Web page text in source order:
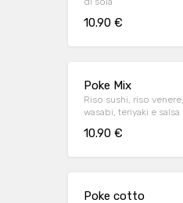
10.90 €
Poke Mix
Riso sushi, riso
wasabi, teriyaki e
10.90 €
Poke cotto